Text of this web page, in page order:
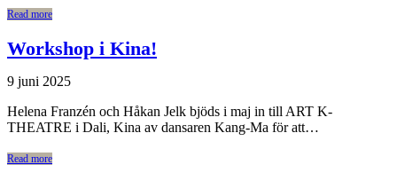
Read more
Workshop i Kina!
9 juni 2025
Helena Franzén och Håkan Jelk bjöds i maj in till ART K-
THEATRE i Dali, Kina av dansaren Kang-Ma för att…
Read more